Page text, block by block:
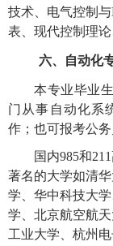
技术、电气控制
表、现代控制理
六、自动化
本专业毕业
门从事自动化系
作；也可报考公务
国内985和
著名的大学如清
学、华中科技大
学、北京航空航
工业大学、杭州